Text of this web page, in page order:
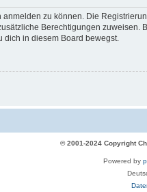
anmelden zu können. Die
Berechtigungen
dich in diesem Board bewegst.
© 2001-2024 Copyright
Powered by